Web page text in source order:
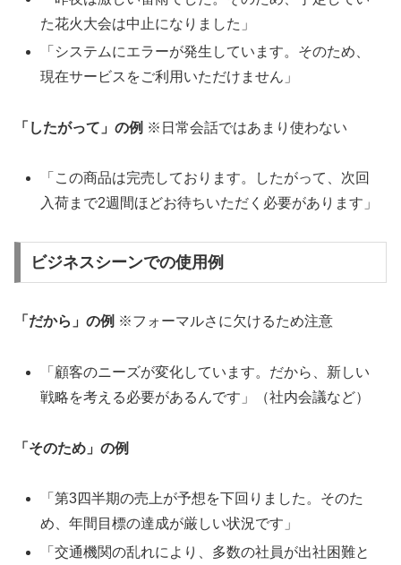
た花火大会は中止になりました」
「システムにエラーが発生しています。そのため、
現在サービスをご利用いただけません」
「したがって」の例 ※日常会話ではあまり使わない
「この商品は完売しております。したがって、次回
入荷まで2週間ほどお待ちいただく必要があります」
ビジネスシーンでの使用例
「だから」の例 ※フォーマルさに欠けるため注意
「顧客のニーズが変化しています。だから、新しい
戦略を考える必要があるんです」（社内会議など）
「そのため」の例
「第3四半期の売上が予想を下回りました。そのた
め、年間目標の達成が厳しい状況です」
「交通機関の乱れにより、多数の社員が出社困難と